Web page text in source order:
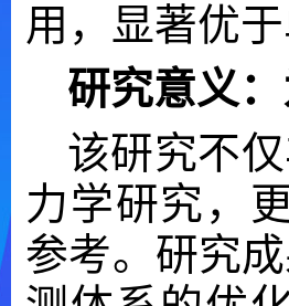
用，显著优
研究意义
该研究不
力学研究，
参考。研究